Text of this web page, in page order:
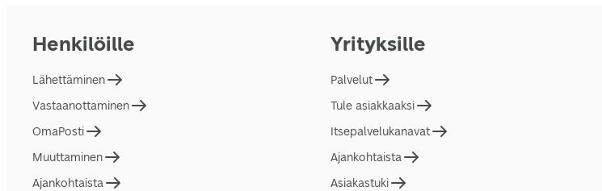
Henkilöille
Lähettäminen
Vastaanottaminen
OmaPosti
Muuttaminen
Ajankohtaista
Yrityksille
Palvelut
Tule asiakkaaksi
Itsepalvelukanavat
Ajankohtaista
Asiakastuki